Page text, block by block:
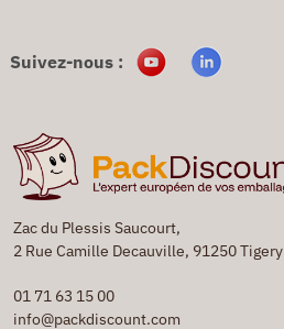
Zac du Plessis Saucourt,
2 Rue Camille Decauville, 91250 Tigery
01 71 63 15 00
info@packdiscount.com
Suivez-nous :